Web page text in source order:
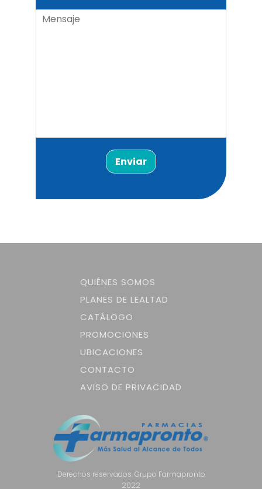
Enviar
QUIÉNES SOMOS
PLANES DE LEALTAD
CATÁLOGO
PROMOCIONES
UBICACIONES
CONTACTO
AVISO DE PRIVACIDAD
Derechos reservados. Grupo Farmapronto
2022